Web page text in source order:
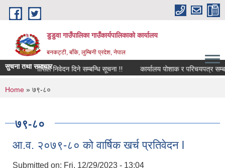
Skip to main content
डुडुवा गाउँपालिका गाउँकार्यपालिकाको कार्यालय
बनकट्टी, बाँके, लुम्बिनी प्रदेश, नेपाल
सुचना तथा समाचार
बसोबासिले निवेदन दिने सम्बन्धि सूचना !! कार्यालय पोशाक र परिचयपत्र सम्बन्धि
You are here
Home » ७९-८०
७९-८०
आ.व. २०७९-८० को वार्षिक खर्च प्रतिवेदन l
Submitted on: Fri, 12/29/2023 - 13:04